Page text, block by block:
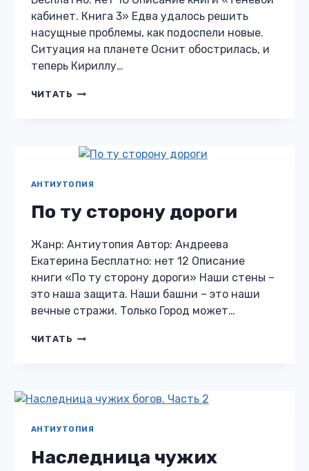
кабинет. Книга 3» Едва удалось решить
насущные проблемы, как подоспели новые.
Ситуация на планете Оснит обострилась, и
теперь Кириллу…
ЧИТАТЬ ТЕНЕВОЙ
АНТИУТОПИЯ
По ту сторону дороги
Жанр: Антиутопия Автор: Андреева
Екатерина Бесплатно: нет 12 Описание
книги «По ту сторону дороги» Наши стены –
это наша защита. Наши башни – это наши
вечные стражи. Только Город может…
ЧИТАТЬ ПО
АНТИУТОПИЯ
Наследница чужих